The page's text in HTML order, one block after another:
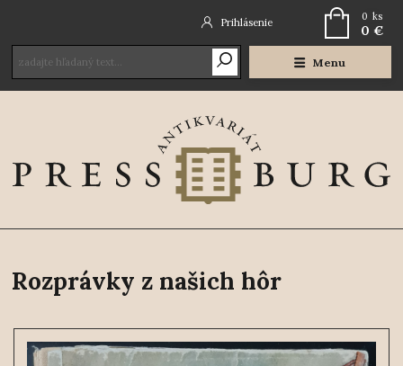
Menu
Prihlásenie 0 ks
0 €
Rozprávky z našich hôr